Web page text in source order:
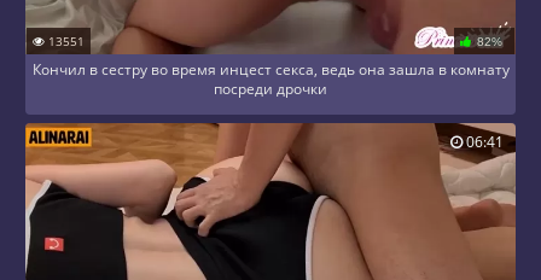
13551 82%
Кончил в сестру во время инцест секса, ведь она зашла в комнату
посреди дрочки
06:41